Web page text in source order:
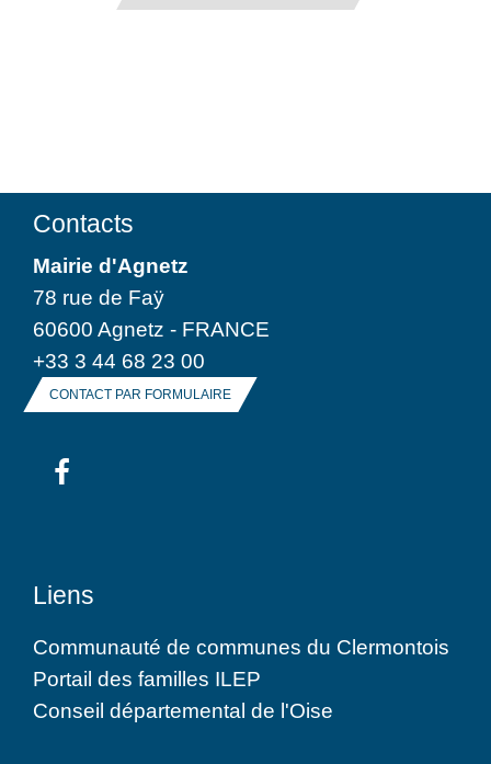
Contacts
Mairie d'Agnetz
78 rue de Faÿ
60600 Agnetz - FRANCE
+33 3 44 68 23 00
CONTACT PAR FORMULAIRE
Liens
Communauté de communes du Clermontois
Portail des familles ILEP
Conseil départemental de l'Oise